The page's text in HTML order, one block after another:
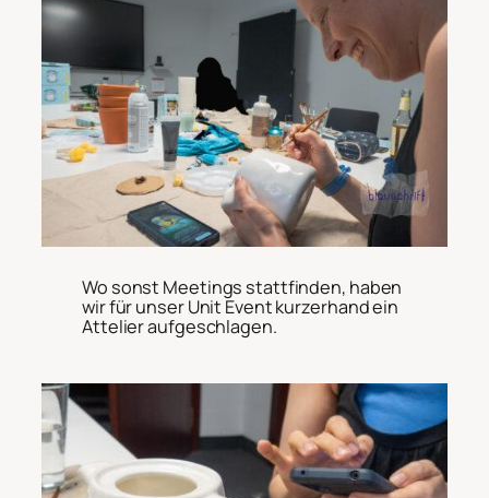
Wo sonst Meetings stattfinden, haben
wir für unser Unit Event kurzerhand ein
Attelier aufgeschlagen.